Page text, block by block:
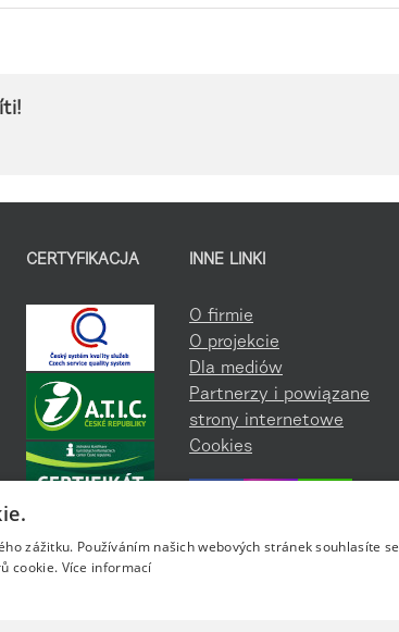
CERTYFIKACJA INNE LINKI
O firmie
O projekcie
Dla mediów
Partnerzy i powiązane
strony internetowe
Cookies
zážitku. Používáním našich webových stránek souhlasíte se
cookie. Více informací